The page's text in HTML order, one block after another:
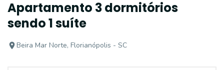
Apartamento 3 dormitórios
sendo 1 suíte
Beira Mar Norte, Florianópolis - SC